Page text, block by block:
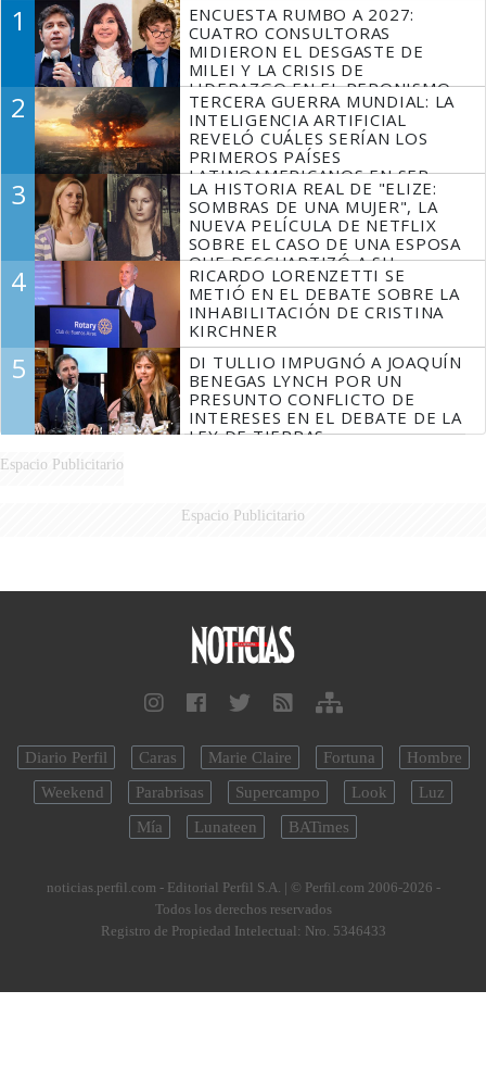
1
ENCUESTA RUMBO A 2027:
CUATRO CONSULTORAS
MIDIERON EL DESGASTE DE
MILEI Y LA CRISIS DE
LIDERAZGO EN EL PERONISMO
2
TERCERA GUERRA MUNDIAL: LA
INTELIGENCIA ARTIFICIAL
REVELÓ CUÁLES SERÍAN LOS
PRIMEROS PAÍSES
LATINOAMERICANOS EN SER
DERROTADOS
3
LA HISTORIA REAL DE "ELIZE:
SOMBRAS DE UNA MUJER", LA
NUEVA PELÍCULA DE NETFLIX
SOBRE EL CASO DE UNA ESPOSA
QUE DESCUARTIZÓ A SU
MARIDO
4
RICARDO LORENZETTI SE
METIÓ EN EL DEBATE SOBRE LA
INHABILITACIÓN DE CRISTINA
KIRCHNER
5
DI TULLIO IMPUGNÓ A JOAQUÍN
BENEGAS LYNCH POR UN
PRESUNTO CONFLICTO DE
INTERESES EN EL DEBATE DE LA
LEY DE TIERRAS
Espacio Publicitario
Espacio Publicitario
Diario Perfil Caras Marie Claire Fortuna
Hombre
Weekend
Parabrisas Supercampo Look
Luz
Mía
Lunateen BATimes
noticias.perfil.com - Editorial Perfil S.A. | © Perfil.com 2006-2026 -
Todos los derechos reservados
Registro de Propiedad Intelectual: Nro. 5346433